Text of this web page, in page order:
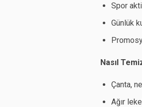
Spor
Günlük
Nasıl
Çanta,
Ağır